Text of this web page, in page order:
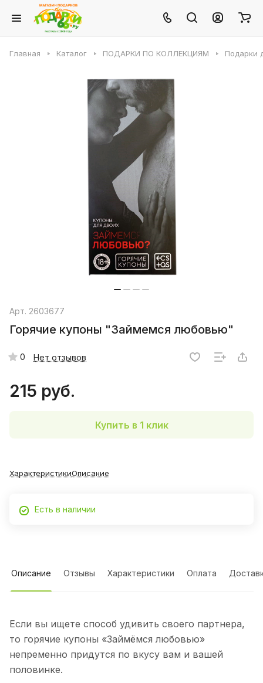
Главная Каталог ПОДАРКИ ПО КОЛЛЕКЦИЯМ Подарки
Арт. 2603677
Горячие купоны "Займемся любовью"
0 Нет отзывов
215 руб.
Купить в 1 клик
ХарактеристикиОписание
Есть в наличии
Описание Отзывы Характеристики Оплата
Если вы ищете способ удивить своего партнера,
то горячие купоны «Займёмся любовью»
непременно придутся по вкусу вам и вашей
половинке.